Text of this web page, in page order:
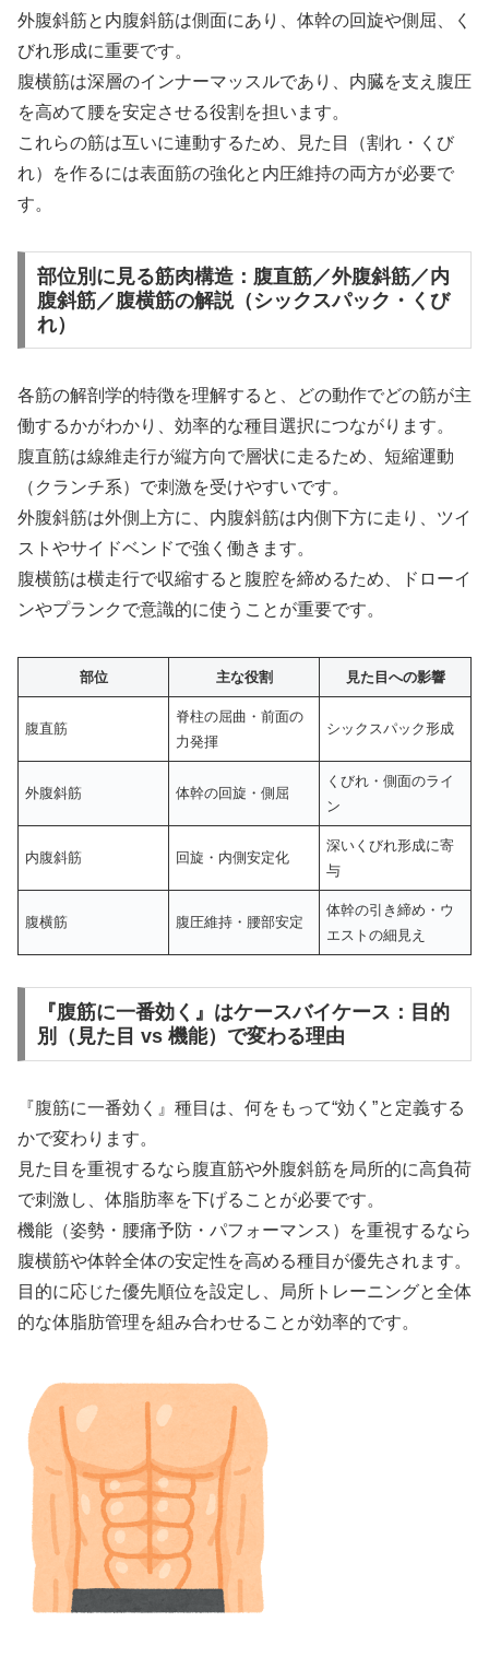
外腹斜筋と内腹斜筋は側面にあり、体幹の回旋や側屈、く
びれ形成に重要です。
腹横筋は深層のインナーマッスルであり、内臓を支え腹圧
を高めて腰を安定させる役割を担います。
これらの筋は互いに連動するため、見た目（割れ・くび
れ）を作るには表面筋の強化と内圧維持の両方が必要で
す。
部位別に見る筋肉構造：腹直筋／外腹斜筋／内
腹斜筋／腹横筋の解説（シックスパック・くび
れ）
各筋の解剖学的特徴を理解すると、どの動作でどの筋が主
働するかがわかり、効率的な種目選択につながります。
腹直筋は線維走行が縦方向で層状に走るため、短縮運動
（クランチ系）で刺激を受けやすいです。
外腹斜筋は外側上方に、内腹斜筋は内側下方に走り、ツイ
ストやサイドベンドで強く働きます。
腹横筋は横走行で収縮すると腹腔を締めるため、ドローイ
ンやプランクで意識的に使うことが重要です。
部位 主な役割 見た目への影響
腹直筋
脊柱の屈曲・前面の
力発揮
シックスパック形成
外腹斜筋 体幹の回旋・側屈
くびれ・側面のライ
ン
内腹斜筋 回旋・内側安定化
深いくびれ形成に寄
与
腹横筋 腹圧維持・腰部安定
体幹の引き締め・ウ
エストの細見え
『腹筋に一番効く』はケースバイケース：目的
別（見た目 vs 機能）で変わる理由
『腹筋に一番効く』種目は、何をもって“効く”と定義する
かで変わります。
見た目を重視するなら腹直筋や外腹斜筋を局所的に高負荷
で刺激し、体脂肪率を下げることが必要です。
機能（姿勢・腰痛予防・パフォーマンス）を重視するなら
腹横筋や体幹全体の安定性を高める種目が優先されます。
目的に応じた優先順位を設定し、局所トレーニングと全体
的な体脂肪管理を組み合わせることが効率的です。